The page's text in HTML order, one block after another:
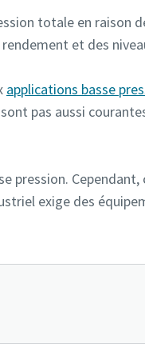
totale en raison
et des
applications basse
pas aussi
pression.
exige des